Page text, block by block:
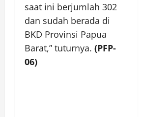
saat ini berjumlah 302
dan sudah berada di
BKD Provinsi Papua
Barat,” tuturnya. (PFP-
06)